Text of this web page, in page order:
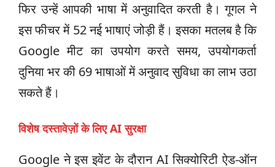
फिर उन्हें आपकी भाषा में अनुवादित करती है। गूगल ने
इस फीचर में 52 नई भाषाएं जोड़ी हैं। इसका मतलब है कि
Google मीट का उपयोग करते समय, उपयोगकर्ता
दुनिया भर की 69 भाषाओं में अनुवाद सुविधा का लाभ उठा
सकते हैं।
विशेष दस्तावेज़ों के लिए AI सुरक्षा
Google ने इस इवेंट के दौरान AI सिक्योरिटी ऐड-ऑन